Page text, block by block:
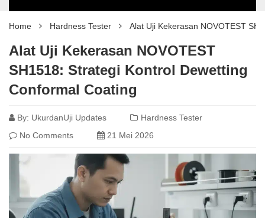
Home Hardness Tester Alat Uji Kekerasan NOVOTEST
Alat Uji Kekerasan NOVOTEST
SH1518: Strategi Kontrol Dewetting
Conformal Coating
By: UkurdanUji Updates
Hardness Tester
No Comments
21 Mei 2026